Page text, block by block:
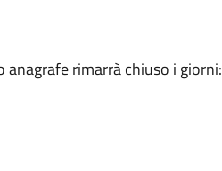
rimarrà chiuso i giorni: